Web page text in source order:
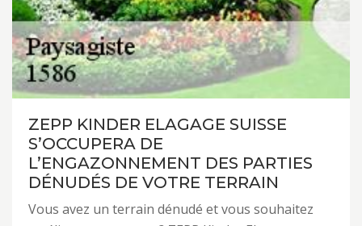
ZEPP KINDER ELAGAGE SUISSE
S’OCCUPERA DE
L’ENGAZONNEMENT DES PARTIES
DÉNUDÉS DE VOTRE TERRAIN
Vous avez un terrain dénudé et vous souhaitez